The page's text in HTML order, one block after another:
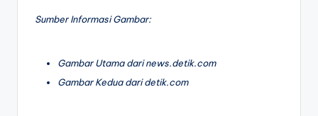
Sumber Informasi Gambar:
Gambar Utama dari news.detik.com
Gambar Kedua dari detik.com